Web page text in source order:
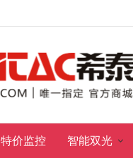
特价监控 智能双光